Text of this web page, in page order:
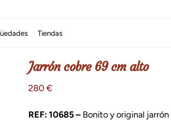
Tiendas
Jarrón cobre 69 cm alto
280 €
REF: 10685 –Bonito y original jarrón